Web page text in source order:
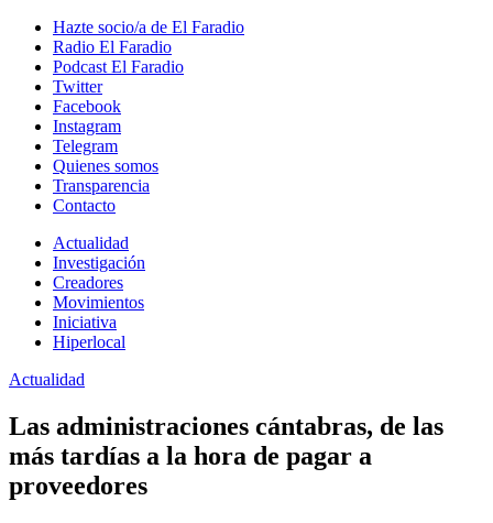
Hazte socio/a de El Faradio
Radio El Faradio
Podcast El Faradio
Twitter
Facebook
Instagram
Telegram
Quienes somos
Transparencia
Contacto
Actualidad
Investigación
Creadores
Movimientos
Iniciativa
Hiperlocal
Actualidad
Las administraciones cántabras, de las
más tardías a la hora de pagar a
proveedores